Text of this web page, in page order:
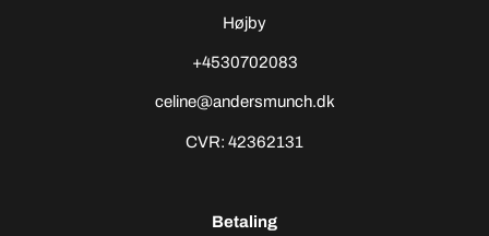
Højby
+4530702083
celine@andersmunch.dk
CVR: 42362131
Betaling